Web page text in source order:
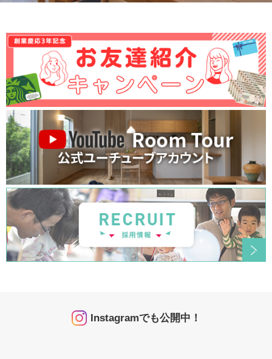
Instagramでも公開中！